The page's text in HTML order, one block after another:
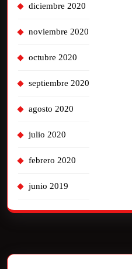
diciembre 2020
noviembre 2020
octubre 2020
septiembre 2020
agosto 2020
julio 2020
febrero 2020
junio 2019